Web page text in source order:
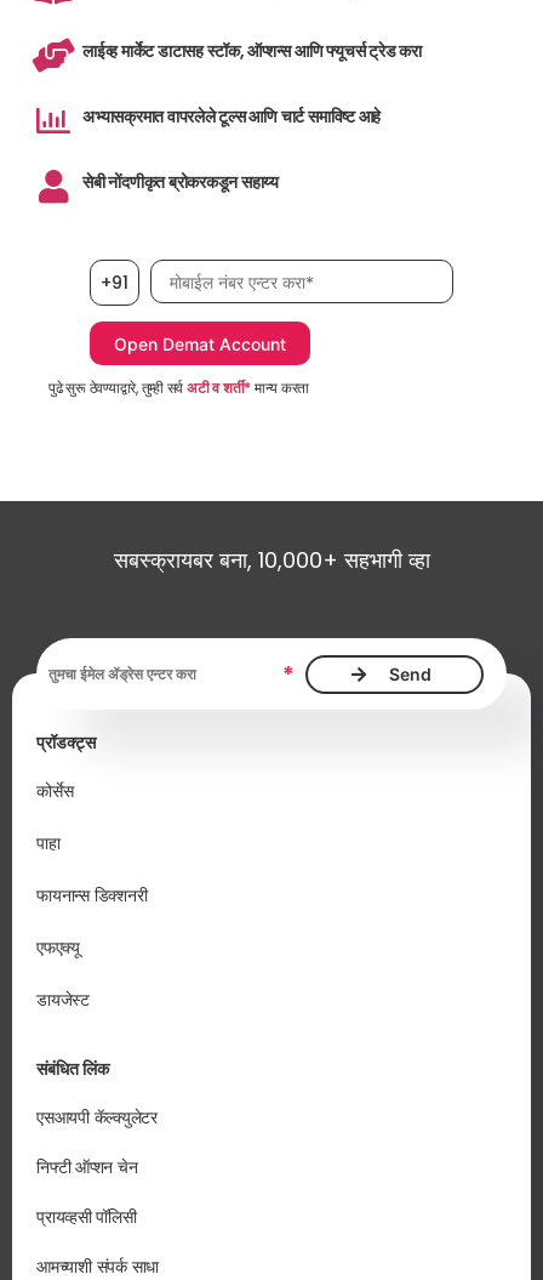
लाईव्ह मार्केट डाटासह स्टॉक, ऑप्शन्स आणि फ्यूचर्स ट्रेड करा
अभ्यासक्रमात वापरलेले टूल्स आणि चार्ट समाविष्ट आहे
सेबी नोंदणीकृत ब्रोकरकडून सहाय्य
+91 मोबाईल नंबर, आवश्यक
पुढे सुरू ठेवण्याद्वारे, तुम्ही सर्वअटी व शर्ती*मान्य करता
सबस्क्रायबर बना, 10,000+ सहभागी व्हा
ईमेल ॲड्रेस, आवश्यक *
प्रॉडक्ट्स
कोर्सेस
पाहा
फायनान्स डिक्शनरी
एफएक्यू
डायजेस्ट
संबंधित लिंक
एसआयपी कॅल्क्युलेटर
निफ्टी ऑप्शन चेन
प्रायव्हसी पॉलिसी
आमच्याशी संपर्क साधा